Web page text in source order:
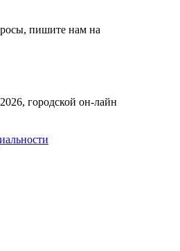
пишите нам на
городской он-лайн